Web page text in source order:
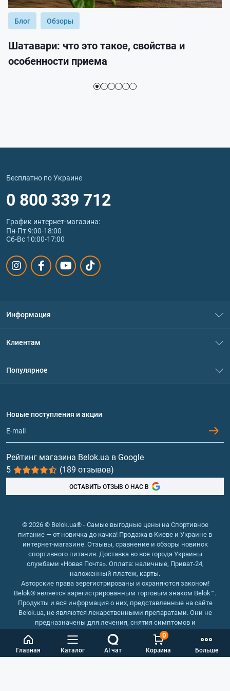
Главная Каталог AI чат Корзина
0
Больше
Блог Обзоры
Шатавари: что это такое, свойства и
особенности приема
Бесплатно по Украине
0 800 339 712
График интернет‑магазина:
Пн-Пт 9:00-18:00
Сб-Вс 10:00-17:00
Информация
Политика конфиденциальности
Обмен и возврат
Клиентам
Популярное
Протеин
Гейнеры
Витамины и минералы
Рыбий жир, жирные кислоты
Новые поступления и акции
Рейтинг магазина Belok.ua в Google
5
(189 отзывов)
ОСТАВИТЬ ОТЗЫВ О НАС В
© 2026 © Belok.ua® - Самые выгодные цены на Спортивное
питание — от новичка до качка! Продажа в Киеве и Украине в
интернет-магазине. Отзывы, сравнение и обзоры новинок
спортивного питания. Доставка во все города Украины
службами «Новая Почта». Оплата: наличные, Приват-24,
наложенный платеж, карты.
Авторские права зерегистрированы и охраняются законом!
Belok® является зарегистрированным торговым знаком Belok™.
Продукты и вся информация о них, представленные на сайте
Belok.ua, не являются лекарственными препаратами. Они не
предназначены для лечения, снятия симптомов и
предотвращения болезней.
Интернет магазин Belok.ua
››Интернет магазин спортивного
питания